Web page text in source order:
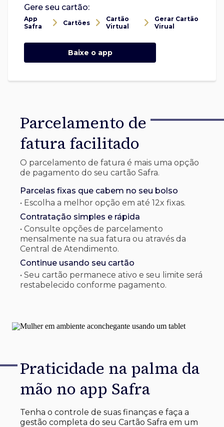
Gere seu cartão:
App
Safra
Cartões
Cartão
Virtual
Gerar Cartão
Virual
Baixe o app
Parcelamento de
fatura facilitado
O parcelamento de fatura é mais uma opção
de pagamento do seu cartão Safra.
Parcelas fixas que cabem no seu bolso
• Escolha a melhor opção em até 12x fixas.
Contratação simples e rápida
• Consulte opções de parcelamento
mensalmente na sua fatura ou através da
Central de Atendimento.
Continue usando seu cartão
• Seu cartão permanece ativo e seu limite será
restabelecido conforme pagamento.
Praticidade na palma da
mão no app Safra
Tenha o controle de suas finanças e faça a
gestão completa do seu Cartão Safra em um